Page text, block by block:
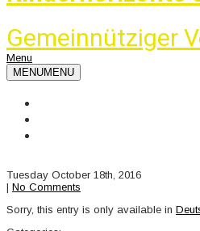
Gemeinnütziger
Menu
MENUMENU
Tuesday October 18th, 2016
| No Comments
Sorry, this entry is only available in